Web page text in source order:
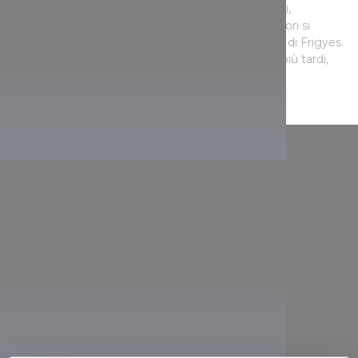
seconda guerra mondiale il Bastione dei pescatori,
gravemente danneggiato, venne restaurato. I lavori si
svolsero sotto la direzione di János Schulek, figlio di Frigyes.
Tuttavia il monumento venne inaugurato molto più tardi,